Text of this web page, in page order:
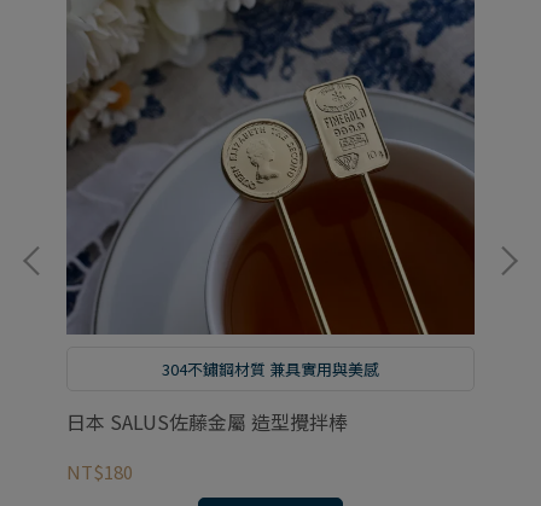
304不鏽鋼材質 兼具實用與美感
日本 SALUS佐藤金屬 造型攪拌棒
NT$180